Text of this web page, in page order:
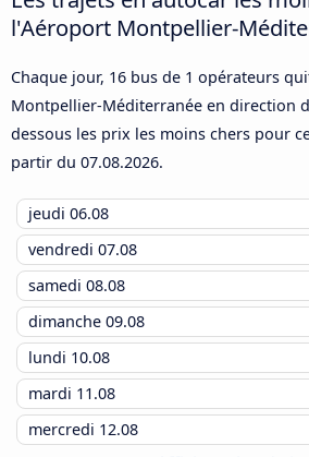
l'Aéroport Montpellier-
Chaque jour, 16 bus de 1 opérateurs
Montpellier-Méditerranée en direction
dessous les prix les moins chers pour
partir du 07.08.2026.
jeudi 06.08
vendredi 07.08
samedi 08.08
dimanche 09.08
lundi 10.08
mardi 11.08
mercredi 12.08